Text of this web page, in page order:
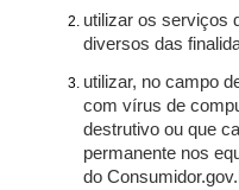
utilizar os serviços
diversos das
utilizar, no campo
com vírus de
destrutivo ou que
permanente nos
do